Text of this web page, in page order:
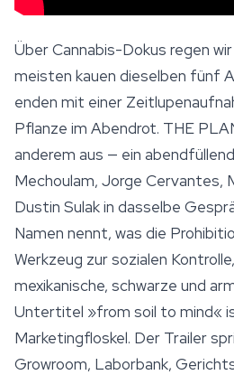
Über Cannabis-Dokus regen
meisten kauen dieselben fünf
enden mit einer
Pflanze im Abendrot. THE
anderem aus — ein
Mechoulam, Jorge Cervantes,
Dustin Sulak in dasselbe
Namen nennt, was die
Werkzeug zur sozialen
mexikanische, schwarze und
Untertitel »from soil to mind«
Marketingfloskel. Der Trailer
Growroom, Laborbank,